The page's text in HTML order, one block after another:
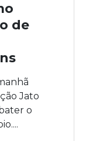
de
Jato
o